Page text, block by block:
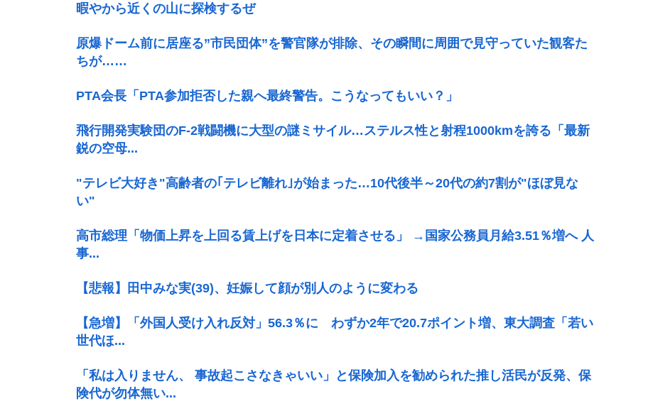
暇やから近くの山に探検するぜ
原爆ドーム前に居座る”市民団体”を警官隊が排除、その瞬間に周囲で見守っていた観客た
ちが……
PTA会長「PTA参加拒否した親へ最終警告。こうなってもいい？」
飛行開発実験団のF-2戦闘機に大型の謎ミサイル…ステルス性と射程1000kmを誇る「最新
鋭の空母...
"テレビ大好き"高齢者の｢テレビ離れ｣が始まった…10代後半～20代の約7割が"ほぼ見な
い"
高市総理「物価上昇を上回る賃上げを日本に定着させる」 →国家公務員月給3.51％増へ 人
事...
【悲報】田中みな実(39)、妊娠して顔が別人のように変わる
【急増】「外国人受け入れ反対」56.3％に わずか2年で20.7ポイント増、東大調査「若い
世代ほ...
「私は入りません、 事故起こさなきゃいい」と保険加入を勧められた推し活民が反発、保
険代が勿体無い...